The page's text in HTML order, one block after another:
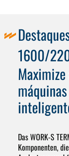
1600/
DasWORK-S
Komponenten,